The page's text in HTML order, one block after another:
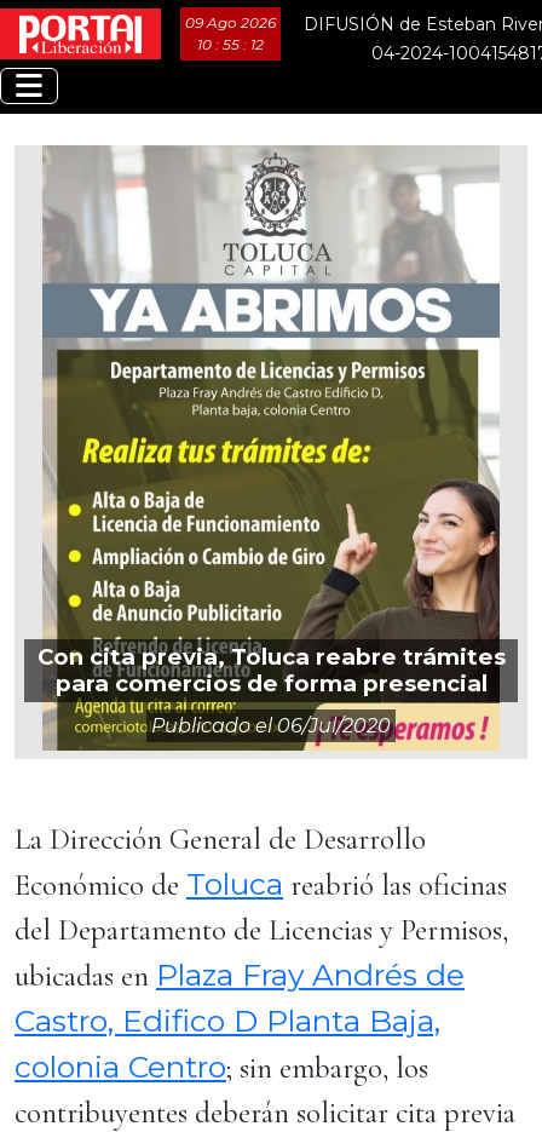
09 Ago 2026
10 : 55 : 13
DIFUSIÓN de Esteban
04-2024-
Con cita previa, Toluca reabre trámites
para comercios de forma presencial
Publicado el06/jul/2020
La Dirección General de Desarrollo
Económico de Toluca reabrió las oficinas
del Departamento de Licencias y Permisos,
ubicadas en Plaza Fray Andrés de
Castro, Edifico D Planta Baja,
colonia Centro; sin embargo, los
contribuyentes deberán solicitar cita previa